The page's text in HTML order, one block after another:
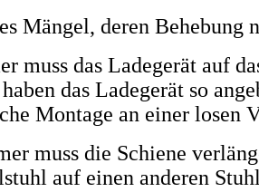
Mängel, deren Behebung
muss das Ladegerät auf
das Ladegerät so
Montage an einer losen
muss die Schiene
auf einen anderen